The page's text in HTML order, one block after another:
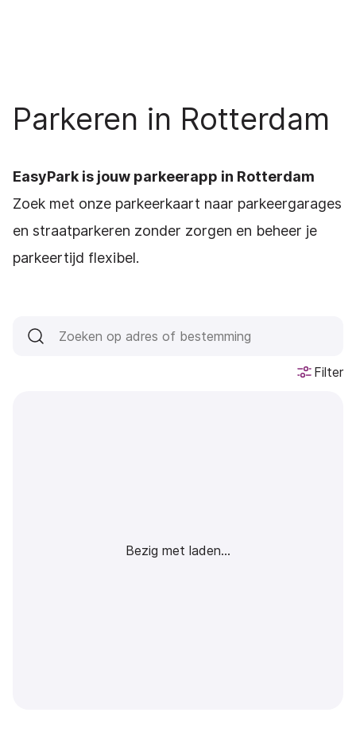
Parkeren in Rotterdam
EasyPark is jouw parkeerapp in Rotterdam
Zoek met onze parkeerkaart naar parkeergarages
en straatparkeren zonder zorgen en beheer je
parkeertijd flexibel.
Filter
Bezig met laden...